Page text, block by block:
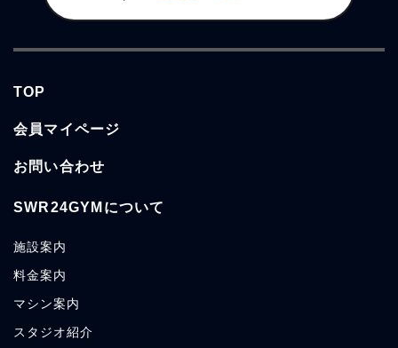
TOP
会員マイページ
お問い合わせ
SWR24GYMについて
施設案内
料金案内
マシン案内
スタジオ紹介